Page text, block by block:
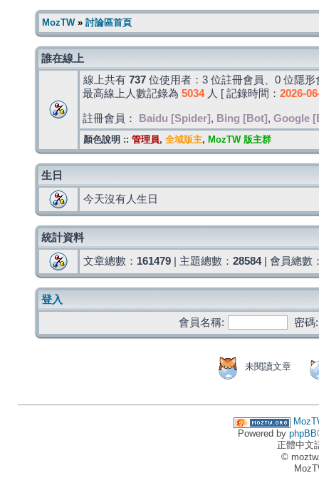
MozTW» 討論區首頁
誰在線上
線上共有 737 位使用者：3 位註冊會員、0 位隱
最高線上人數記錄為 5034人 [ 記錄時間： 2026-
註冊會員： Baidu [Spider] , Bing [Bot] , Google
顏色說明 :: 管理員, 全域版主, MozTW 版主群
生日
今天沒有人生日
統計資料
文章總數： 161479 | 主題總數： 28584| 會員總數
登入
會員名稱:
密碼:
未閱讀文章
Powered by phpBB
正體中文
©